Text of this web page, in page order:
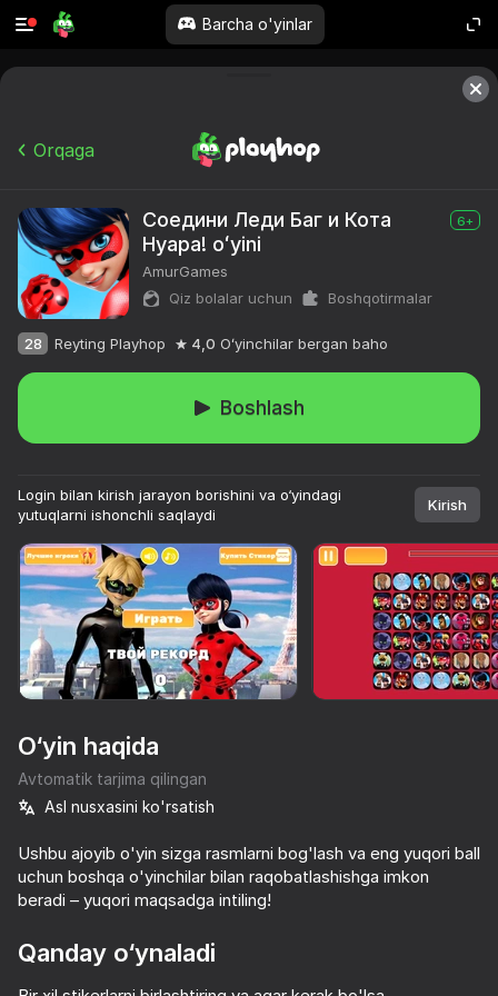
Barcha o'yinlar
Qurilmani aylantiring
O‘yinlar faqat gorizontal
oriyentatsiyasida ishlaydi
OʻYNASH
42
51
Orqaga
Соедини Леди Баг и Кота
Нуара! oʻyini
6+
AmurGames
Qiz bolalar uchun
Boshqotirmalar
28 Reyting Playhop 4,0 Oʻyinchilar bergan baho
Boshlash
Login bilan kirish jarayon borishini va o‘yindagi
yutuqlarni ishonchli saqlaydi
Kirish
O‘yin haqida
Avtomatik tarjima qilingan
Asl nusxasini ko'rsatish
Ushbu ajoyib o'yin sizga rasmlarni bog'lash va eng yuqori ball
uchun boshqa o'yinchilar bilan raqobatlashishga imkon
beradi – yuqori maqsadga intiling!
Qanday o‘ynaladi